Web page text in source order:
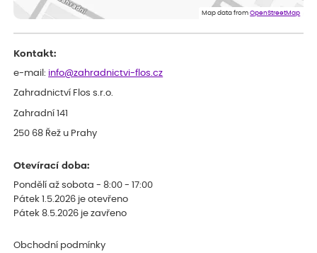
Map data fromOpenStreetMap
Kontakt:
e-mail: info@zahradnictvi-flos.cz
Zahradnictví Flos s.r.o.
Zahradní 141
250 68 Řež u Prahy
Otevírací doba:
Pondělí až sobota - 8:00 - 17:00
Pátek 1.5.2026 je otevřeno
Pátek 8.5.2026 je zavřeno
Obchodní podmínky